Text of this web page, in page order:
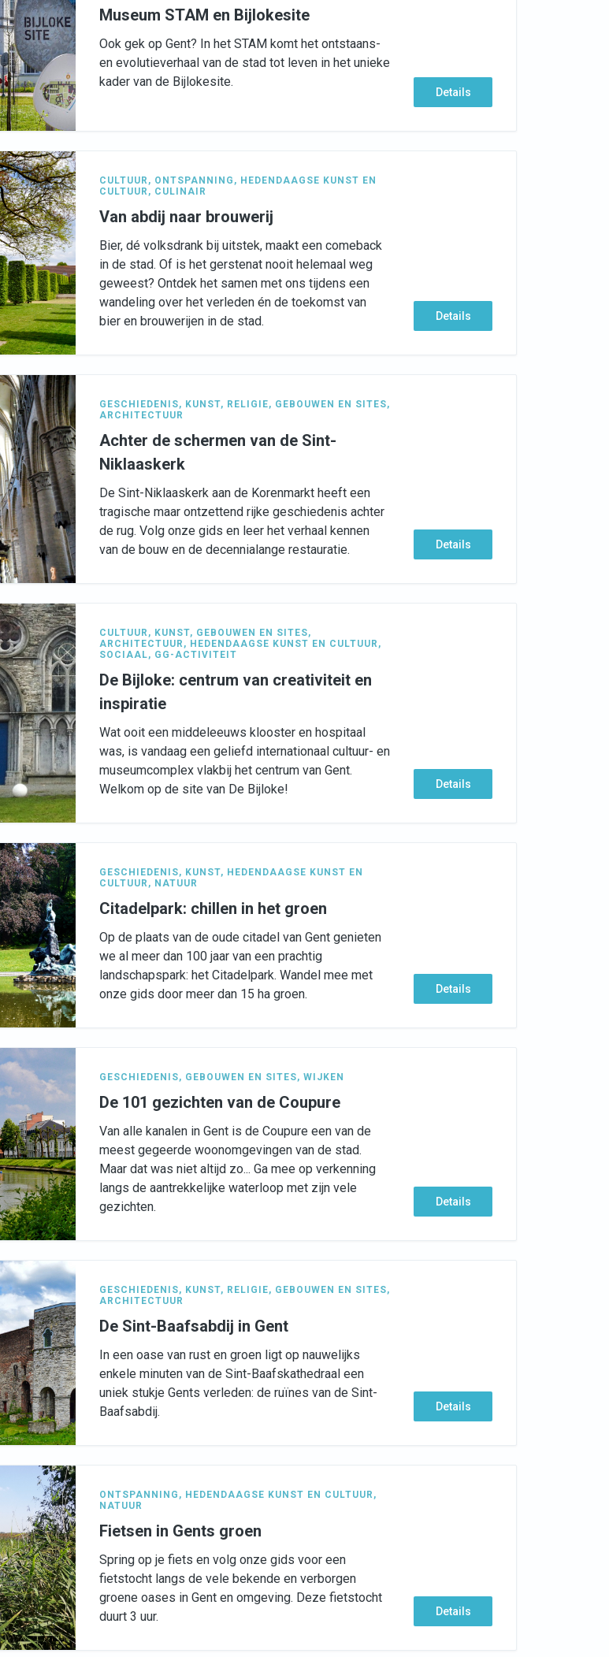
Museum STAM en Bijlokesite
Ook gek op Gent? In het STAM komt het ontstaans-
en evolutieverhaal van de stad tot leven in het unieke
kader van de Bijlokesite.
Details
CULTUUR , ONTSPANNING , HEDENDAAGSE KUNST EN
CULTUUR , CULINAIR
Van abdij naar brouwerij
Bier, dé volksdrank bij uitstek, maakt een comeback
in de stad. Of is het gerstenat nooit helemaal weg
geweest? Ontdek het samen met ons tijdens een
wandeling over het verleden én de toekomst van
bier en brouwerijen in de stad.
Details
GESCHIEDENIS, KUNST, RELIGIE, GEBOUWEN EN SITES,
ARCHITECTUUR
Achter de schermen van de Sint-
Niklaaskerk
De Sint-Niklaaskerk aan de Korenmarkt heeft een
tragische maar ontzettend rijke geschiedenis achter
de rug. Volg onze gids en leer het verhaal kennen
van de bouw en de decennialange restauratie.
Details
CULTUUR , KUNST, GEBOUWEN EN SITES,
ARCHITECTUUR , HEDENDAAGSE KUNST EN CULTUUR ,
SOCIAAL, GG-ACTIVITEIT
De Bijloke: centrum van creativiteit en
inspiratie
Wat ooit een middeleeuws klooster en hospitaal
was, is vandaag een geliefd internationaal cultuur- en
museumcomplex vlakbij het centrum van Gent.
Welkom op de site van De Bijloke!
Details
GESCHIEDENIS, KUNST, HEDENDAAGSE KUNST EN
CULTUUR , NATUUR
Citadelpark: chillen in het groen
Op de plaats van de oude citadel van Gent genieten
we al meer dan 100 jaar van een prachtig
landschapspark: het Citadelpark. Wandel mee met
onze gids door meer dan 15 ha groen.
Details
GESCHIEDENIS, GEBOUWEN EN SITES, WIJKEN
De 101 gezichten van de Coupure
Van alle kanalen in Gent is de Coupure een van de
meest gegeerde woonomgevingen van de stad.
Maar dat was niet altijd zo... Ga mee op verkenning
langs de aantrekkelijke waterloop met zijn vele
gezichten.
Details
GESCHIEDENIS, KUNST, RELIGIE, GEBOUWEN EN SITES,
ARCHITECTUUR
De Sint-Baafsabdij in Gent
In een oase van rust en groen ligt op nauwelijks
enkele minuten van de Sint-Baafskathedraal een
uniek stukje Gents verleden: de ruïnes van de Sint-
Baafsabdij.
Details
ONTSPANNING , HEDENDAAGSE KUNST EN CULTUUR ,
NATUUR
Fietsen in Gents groen
Spring op je fiets en volg onze gids voor een
fietstocht langs de vele bekende en verborgen
groene oases in Gent en omgeving. Deze fietstocht
duurt 3 uur.
Details